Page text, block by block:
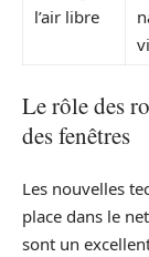
l’air libre
Le rôle des
des fenêtres
Les nouvelles
place dans le
sont un